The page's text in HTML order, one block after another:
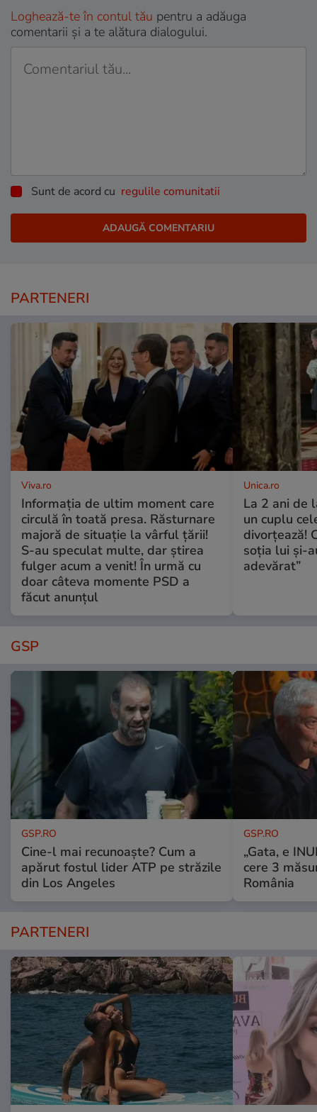
Loghează-te în contul tău pentru a adăuga
comentarii și a te alătura dialogului.
Sunt de acord cu regulile comunitatii
PARTENERI
Viva.ro
Informația de ultim moment care
circulă în toată presa. Răsturnare
majoră de situație la vârful țării!
S-au speculat multe, dar știrea
fulger acum a venit! În urmă cu
doar câteva momente PSD a
făcut anunțul
Unica.ro
La 2 ani de
un cuplu
divorțează!
soția lui și-
adevărat”
GSP
GSP.RO
Cine-l mai recunoaște? Cum a
apărut fostul lider ATP pe străzile
din Los Angeles
GSP.RO
„Gata, e
cere 3
România
PARTENERI